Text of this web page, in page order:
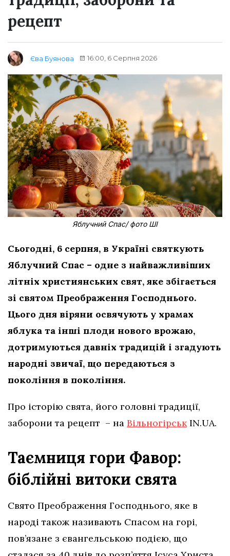
рецепт
Єва Буянова 16:00, 6 Серпня 2026
Яблучний Спас/ фото ШІ
Сьогодні, 6 серпня, в Україні святкують
Яблучний Спас – одне з найважливіших
літніх християнських свят, яке збігається
зі святом Преображення Господнього.
Цього дня віряни освячують у храмах
яблука та інші плоди нового врожаю,
дотримуються давніх традицій і згадують
народні звичаї, що передаються з
покоління в покоління.
Про історію свята, його головні традиції,
заборони та рецепт – на ВільногірськIN.UA.
Таємниця гори Фавор:
біблійні витоки свята
Свято Преображення Господнього, яке в
народі також називають Спасом на горі,
пов’язане з євангельською подією, що